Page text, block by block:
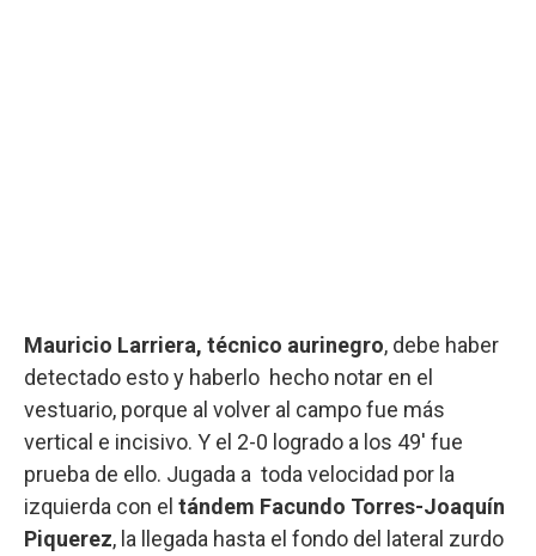
Mauricio Larriera, técnico aurinegro, debe haber
detectado esto y haberlo hecho notar en el
vestuario, porque al volver al campo fue más
vertical e incisivo. Y el 2-0 logrado a los 49' fue
prueba de ello. Jugada a toda velocidad por la
izquierda con el tándem Facundo Torres-Joaquín
Piquerez, la llegada hasta el fondo del lateral zurdo